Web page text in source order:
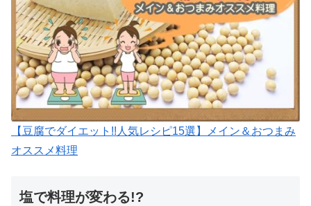
【豆腐でダイエット!!人気レシピ15選】メイン＆おつまみ
オススメ料理
塩で料理が変わる!?